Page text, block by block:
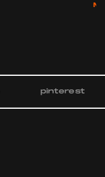
pinterest